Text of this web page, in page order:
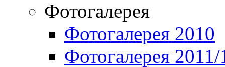
Фотогалерея
Фотогалерея 2010
Фотогалерея 2011/